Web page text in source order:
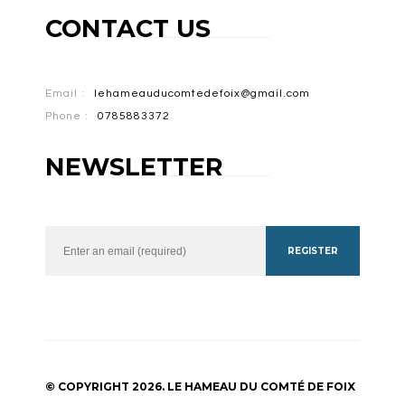
CONTACT US
Email :
lehameauducomtedefoix@gmail.com
Phone :
0785883372
NEWSLETTER
REGISTER
© COPYRIGHT 2026. LE HAMEAU DU COMTÉ DE FOIX